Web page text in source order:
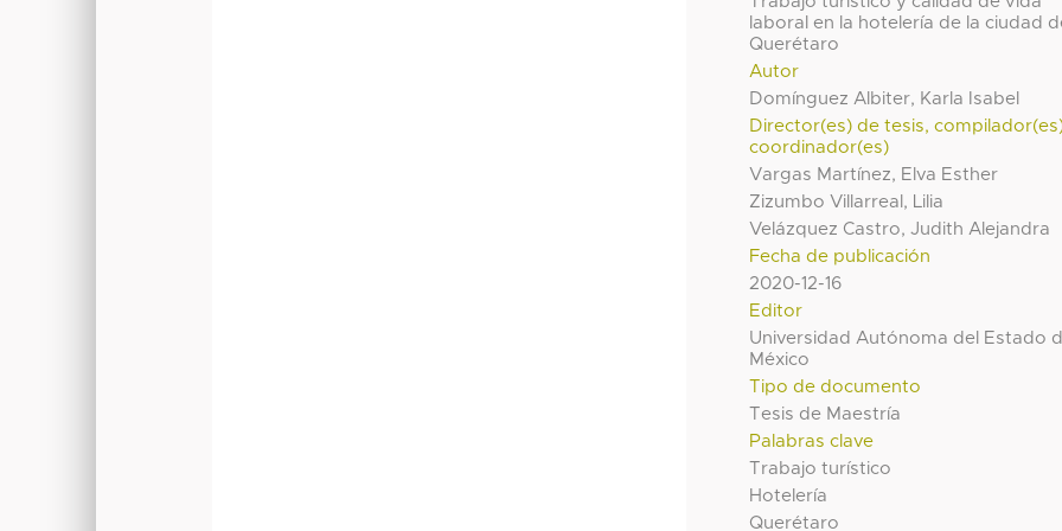
laboral en la hotelería de la ciudad
Querétaro
Autor
Domínguez Albiter, Karla Isabel
Director(es) de tesis,
coordinador(es)
Vargas Martínez, Elva Esther
Zizumbo Villarreal, Lilia
Velázquez Castro, Judith Alejandra
Fecha de publicación
2020-12-16
Editor
Universidad Autónoma del Estado
México
Tipo de documento
Tesis de Maestría
Palabras clave
Trabajo turístico
Hotelería
Querétaro